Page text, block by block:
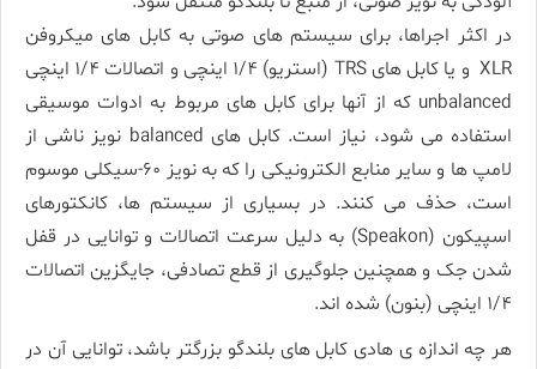
در اکثر اجراها، برای سیستم های صوتی به کابل ­های میکروفن
XLR و یا کابل­ های TRS (استریو) ۱/۴ اینچی و اتصالات ۱/۴ اینچی
unbalanced که از آنها برای کابل­ های مربوط به ادوات موسیقی
استفاده می­ شود، نیاز است. کابل­ های balanced نویز ناشی از
لامپ­ ها و سایر منابع الکترونیکی را که به نویز ۶۰-سیکلی موسوم
است، حذف می­ کنند. در بسیاری از سیستم ­ها، کانکتورهای
اسپیکون (Speakon) به دلیل سرعت اتصالات و توانایی در قفل
شدن جک و همچنین جلوگیری از قطع تصادفی، جایگزین اتصالات
۱/۴ اینچی (بنون) شده اند.
هر چه اندازه ی هادی کابل­ های بلندگو بزرگتر باشد، توانایی آن در